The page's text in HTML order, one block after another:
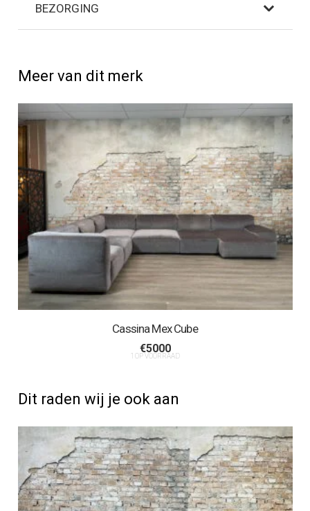
BEZORGING
Meer van dit merk
Cassina Mex Cube
€5000
1 OP VOORRAAD
Dit raden wij je ook aan